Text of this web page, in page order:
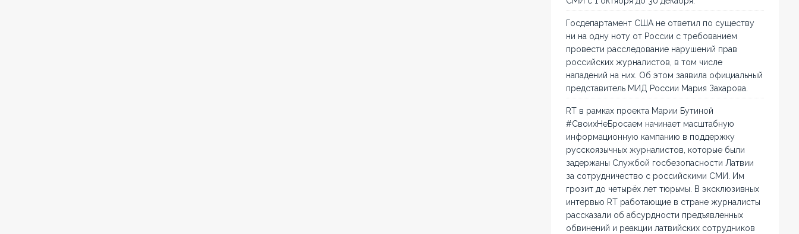
Госдепартамент США не ответил по существу
ни на одну ноту от России с требованием
провести расследование нарушений прав
российских журналистов, в том числе
нападений на них. Об этом заявила официальный
представитель МИД России Мария Захарова.
RT в рамках проекта Марии Бутиной
#СвоихНеБросаем начинает масштабную
информационную кампанию в поддержку
русскоязычных журналистов, которые были
задержаны Службой госбезопасности Латвии
за сотрудничество с российскими СМИ. Им
грозит до четырёх лет тюрьмы. В эксклюзивных
интервью RT работающие в стране журналисты
рассказали об абсурдности предъявленных
обвинений и реакции латвийских сотрудников